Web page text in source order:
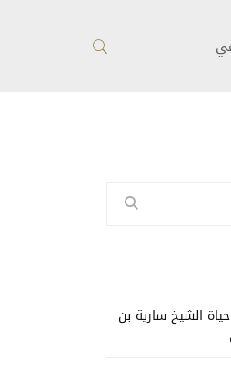
الشيخ سارية بن